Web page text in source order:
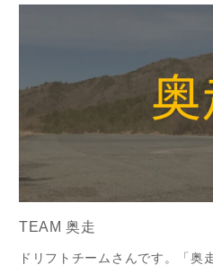
TEAM 奥走
ドリフトチームさんです。「